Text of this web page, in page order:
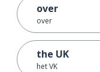
over
over
the UK
het VK